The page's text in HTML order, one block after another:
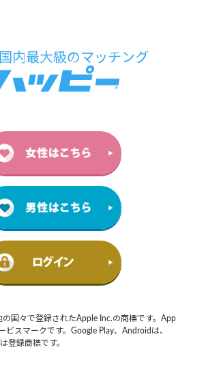
国々で登録されたApple Inc.の商標です。App
ビスマークです。Google Play、Androidは、
登録商標です。